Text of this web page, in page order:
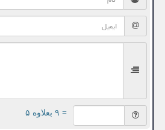
= ۹ بعلاوه ۵